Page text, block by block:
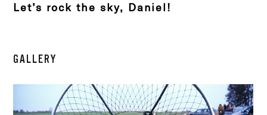
Let’s rock the sky, Daniel!
GALLERY